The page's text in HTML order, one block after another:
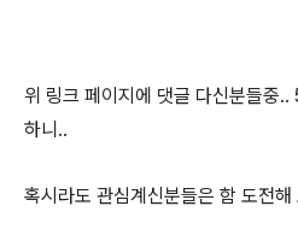
위 링크 페이지에 댓글 다신분들중
하니..
혹시라도 관심계신분들은 함 도전